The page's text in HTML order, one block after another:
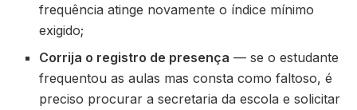
frequência atinge novamente o índice mínimo
exigido;
Corrija o registro de presença — se o estudante
frequentou as aulas mas consta como faltoso, é
preciso procurar a secretaria da escola e solicitar